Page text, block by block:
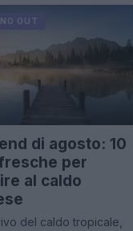
OUT
di agosto: 10
per
al caldo
del caldo tropicale,